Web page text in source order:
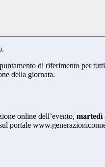
di riferimento per
della giornata.
online dell’evento, martedì
portale